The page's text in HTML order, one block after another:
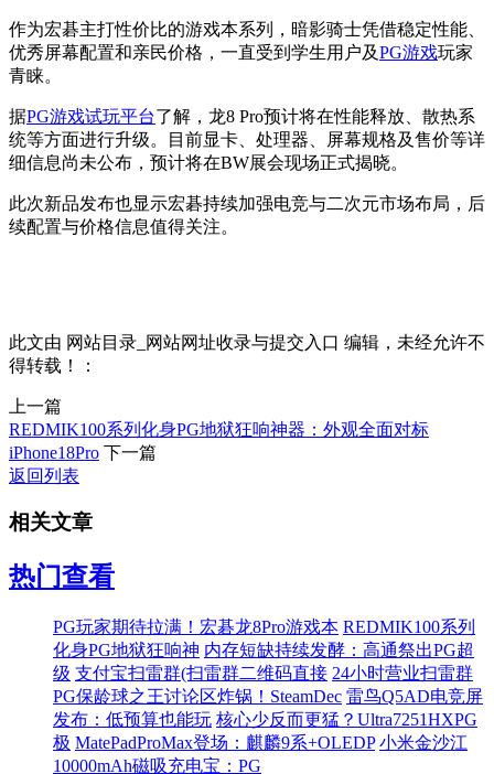
作为宏碁主打性价比的游戏本系列，暗影骑士凭借稳定性能、
优秀屏幕配置和亲民价格，一直受到学生用户及PG游戏玩家
青睐。
据PG游戏试玩平台了解，龙8 Pro预计将在性能释放、散热系
统等方面进行升级。目前显卡、处理器、屏幕规格及售价等详
细信息尚未公布，预计将在BW展会现场正式揭晓。
此次新品发布也显示宏碁持续加强电竞与二次元市场布局，后
续配置与价格信息值得关注。
此文由 网站目录_网站网址收录与提交入口 编辑，未经允许不
得转载！：
上一篇
REDMIK100系列化身PG地狱狂响神器：外观全面对标
iPhone18Pro 下一篇
返回列表
相关文章
热门查看
PG玩家期待拉满！宏碁龙8Pro游戏本 REDMIK100系列
化身PG地狱狂响神 内存短缺持续发酵：高通祭出PG超
级 支付宝扫雷群(扫雷群二维码直接 24小时营业扫雷群
PG保龄球之王讨论区炸锅！SteamDec 雷鸟Q5AD电竞屏
发布：低预算也能玩 核心少反而更猛？Ultra7251HXPG
极 MatePadProMax登场：麒麟9系+OLEDP 小米金沙江
10000mAh磁吸充电宝：PG